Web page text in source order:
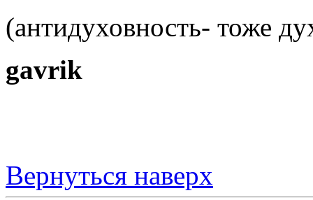
(антидуховность- тоже
gavrik
Вернуться наверх